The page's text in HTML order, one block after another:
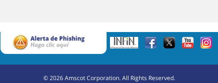
©2026Amscot Corporation. All Rights Reserved.